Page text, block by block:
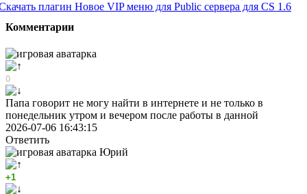
плагин Новое VIP меню для Public сервера для CS 1.6
Комментарии
0
Папа говорит не могу найти в интернете и не только в
понедельник утром и вечером после работы в данной
2026-07-06 16:43:15
Ответить
Юрий
+1